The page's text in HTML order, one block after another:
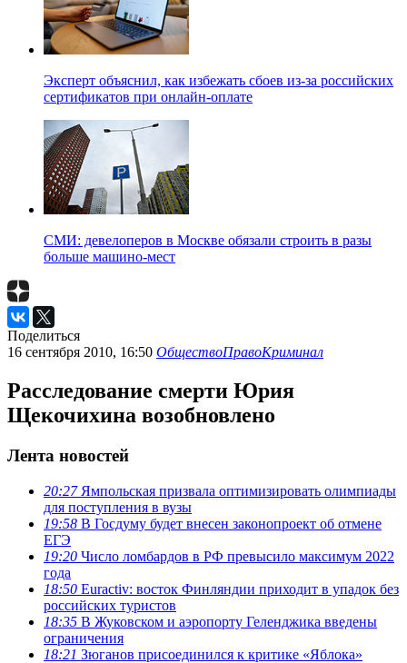
Эксперт объяснил, как избежать сбоев из-за российских
сертификатов при онлайн-оплате
СМИ: девелоперов в Москве обязали строить в разы
больше машино-мест
Поделиться
16 сентября 2010, 16:50 ОбществоПравоКриминал
Расследование смерти Юрия
Щекочихина возобновлено
Лента новостей
20:27Ямпольская призвала оптимизировать олимпиады
для поступления в вузы
19:58 В Госдуму будет внесен законопроект об отмене
ЕГЭ
19:20 Число ломбардов в РФ превысило максимум 2022
года
18:50 Euractiv: восток Финляндии приходит в упадок без
российских туристов
18:35 В Жуковском и аэропорту Геленджика введены
ограничения
18:21 Зюганов присоединился к критике «Яблока»